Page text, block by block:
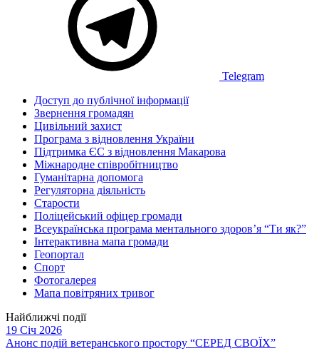
Telegram
Доступ до публічної інформації
Звернення громадян
Цивільний захист
Програма з відновлення України
Підтримка ЄС з відновлення Макарова
Міжнародне співробітництво
Гуманітарна допомога
Регуляторна діяльність
Старости
Поліцейський офіцер громади
Всеукраїнська програма ментального здоров’я “Ти як?”
Інтерактивна мапа громади
Геопортал
Спорт
Фотогалерея
Мапа повітряних тривог
Найближчі події
19 Січ 2026
Анонс подій ветеранського простору “СЕРЕД СВОЇХ”